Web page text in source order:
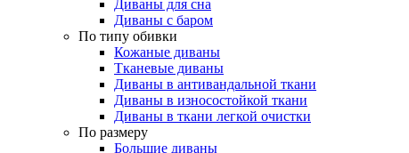
Диваны для сна
Диваны с баром
По типу обивки
Кожаные диваны
Тканевые диваны
Диваны в антивандальной ткани
Диваны в износостойкой ткани
Диваны в ткани легкой очистки
По размеру
Большие диваны